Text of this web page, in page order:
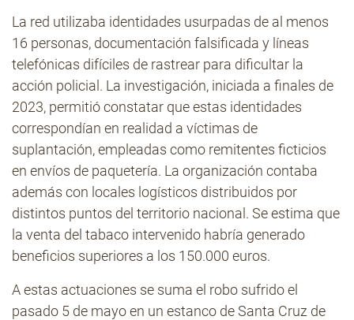
La red utilizaba identidades usurpadas de al menos
16 personas, documentación falsificada y líneas
telefónicas difíciles de rastrear para dificultar la
acción policial. La investigación, iniciada a finales de
2023, permitió constatar que estas identidades
correspondían en realidad a víctimas de
suplantación, empleadas como remitentes ficticios
en envíos de paquetería. La organización contaba
además con locales logísticos distribuidos por
distintos puntos del territorio nacional. Se estima que
la venta del tabaco intervenido habría generado
beneficios superiores a los 150.000 euros.
A estas actuaciones se suma el robo sufrido el
pasado 5 de mayo en un estanco de Santa Cruz de